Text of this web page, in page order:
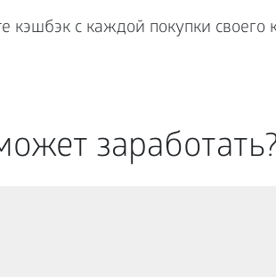
кэшбэк с каждой покупки своего